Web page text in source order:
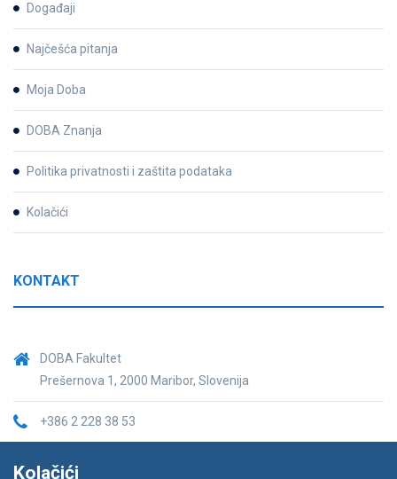
Događaji
Najčešća pitanja
Moja Doba
DOBA Znanja
Politika privatnosti i zaštita podataka
Kolačići
KONTAKT
DOBA Fakultet
Prešernova 1, 2000 Maribor, Slovenija
+386 2 228 38 53
info@doba.hr
Kolačići